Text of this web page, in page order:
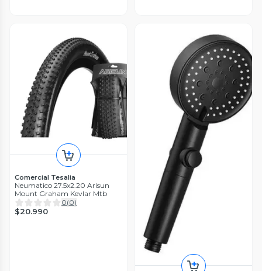
Comercial Tesalia
Neumatico 27.5x2.20 Arisun
Mount Graham Kevlar Mtb
0(0)
$20.990